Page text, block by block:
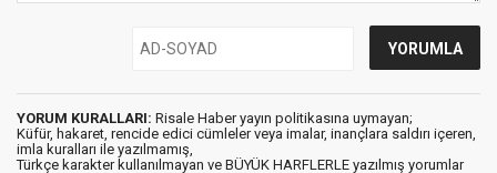
YORUM KURALLARI: Risale Haber yayın politikasına uymayan;
Küfür, hakaret, rencide edici cümleler veya imalar, inançlara saldırı içeren,
imla kuralları ile yazılmamış,
Türkçe karakter kullanılmayan ve BÜYÜK HARFLERLE yazılmış yorumlar